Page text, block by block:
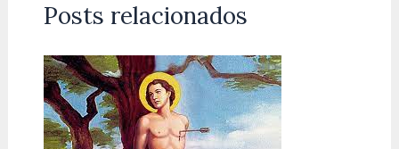
Posts relacionados